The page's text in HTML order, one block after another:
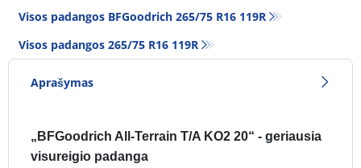
Visos padangos BFGoodrich 265/75 R16 119R
Visos padangos‎ 265/75 R16 119R
Aprašymas
„BFGoodrich All-Terrain T/A KO2 20“ - geriausia
visureigio padanga